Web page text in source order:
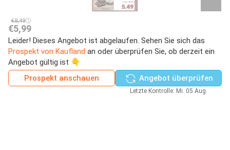
€8,49
€5,99
Leider! Dieses Angebot ist abgelaufen. Sehen Sie sich das
Prospekt von Kaufland an oder überprüfen Sie, ob derzeit ein
Angebot gültig ist 👇
Prospekt anschauen
Angebot überprüfen
Letzte Kontrolle: Mi. 05 Aug.